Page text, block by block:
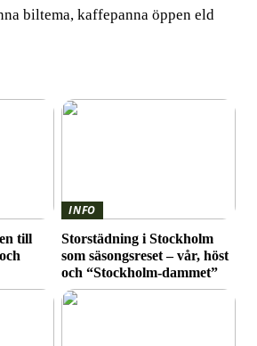
biltema, kaffepanna öppen eld
till
INFO
Storstädning i Stockholm
som säsongsreset – vår, höst
och “Stockholm-dammet”